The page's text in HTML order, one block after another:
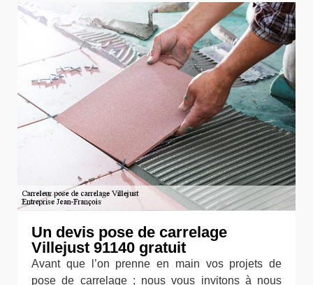
Un devis pose de carrelage
Villejust 91140 gratuit
Avant que l’on prenne en main vos projets de
pose de carrelage ; nous vous invitons à nous